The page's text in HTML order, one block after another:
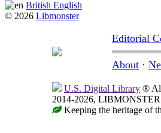
British English
© 2026 Libmonster
Editorial
About ·
U.S. Digital Library ®
2014-2026,
Keeping the heritage of